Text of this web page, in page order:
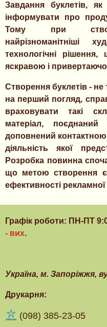
Завдання буклетів,
інформувати про
Тому при
найрізноманітніші
технологічні
яскравою і
Створення буклетів - не
на перший погляд,
враховувати такі
матеріал,
доповнений
діяльність якої
Розробка повинна
що метою створення є
ефективності рекламної
Графік роботи: ПН-ПТ
- вих.
Українa, м. Запоріжжя,
Друкарня:
(098) 385-23-05